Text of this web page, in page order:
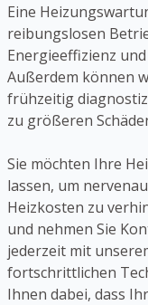
Eine
reibungslosen
Energieeffizienz
Außerdem können
frühzeitig
zu größeren
Sie möchten Ihre
lassen, um
Heizkosten zu
und nehmen Sie
jederzeit mit
fortschrittlichen
Ihnen dabei, dass